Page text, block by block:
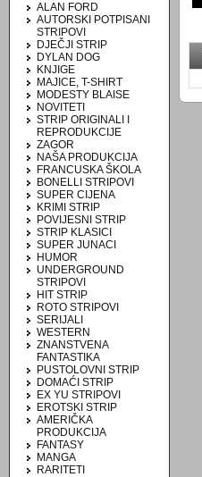
ALAN FORD
AUTORSKI POTPISANI
STRIPOVI
DJEČJI STRIP
DYLAN DOG
KNJIGE
MAJICE, T-SHIRT
MODESTY BLAISE
NOVITETI
STRIP ORIGINALI I
REPRODUKCIJE
ZAGOR
NAŠA PRODUKCIJA
FRANCUSKA ŠKOLA
BONELLI STRIPOVI
SUPER CIJENA
KRIMI STRIP
POVIJESNI STRIP
STRIP KLASICI
SUPER JUNACI
HUMOR
UNDERGROUND
STRIPOVI
HIT STRIP
ROTO STRIPOVI
SERIJALI
WESTERN
ZNANSTVENA
FANTASTIKA
PUSTOLOVNI STRIP
DOMAĆI STRIP
EX YU STRIPOVI
EROTSKI STRIP
AMERIČKA
PRODUKCIJA
FANTASY
MANGA
RARITETI